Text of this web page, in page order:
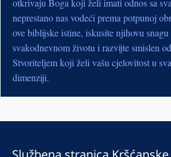
otkrivaju Boga koji želi imati odnos sa
neprestano nas vodeći prema potpunoj
ove biblijske istine, iskusite njihovu snagu
svakodnevnom životu i razvijte smislen
Stvoriteljem koji želi vašu cjelovitost u
dimenziji.